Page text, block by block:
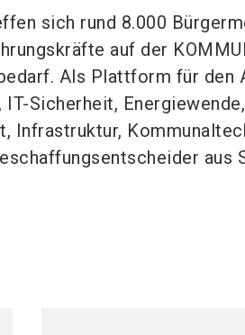
sich rund 8.000
auf der
Als Plattform für den
Sicherheit,
Infrastruktur,
aus